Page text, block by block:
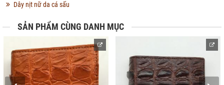
Dây nịt nữ da cá sấu
SẢN PHẨM CÙNG DANH MỤC